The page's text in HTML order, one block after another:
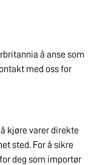
å anse som
med oss for
kjøre varer direkte
sted. For å sikre
deg som importør